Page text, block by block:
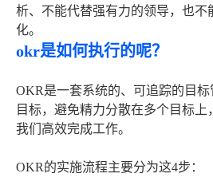
析、不能代替强有力的领导，也不
化。
okr是如何执行的呢？
OKR是一套系统的、可追踪的目
目标，避免精力分散在多个目标上
我们高效完成工作。
OKR的实施流程主要分为这4步：